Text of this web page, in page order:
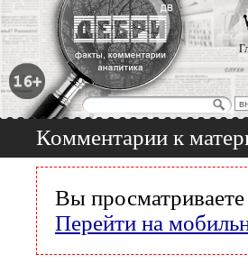
Комментарии к
Вы
Перейти на